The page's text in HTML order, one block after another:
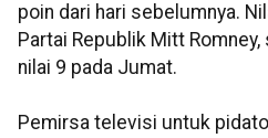
poin dari hari sebelumnya.
Partai Republik Mitt
nilai 9 pada Jumat.
Pemirsa televisi untuk